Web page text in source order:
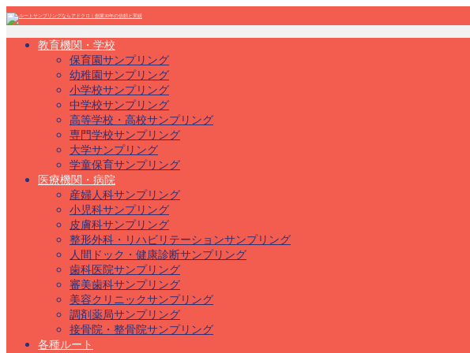
教育機関・学校
保育園サンプリング
幼稚園サンプリング
小学校サンプリング
中学校サンプリング
高等学校・高校サンプリング
専門学校サンプリング
大学サンプリング
学童保育サンプリング
医療機関・病院
産婦人科サンプリング
小児科サンプリング
皮膚科サンプリング
整形外科・リハビリテーションサンプリング
人間ドック・健康診断サンプリング
歯科医院サンプリング
審美歯科サンプリング
美容クリニックサンプリング
調剤薬局サンプリング
接骨院・整骨院サンプリング
各種ルート